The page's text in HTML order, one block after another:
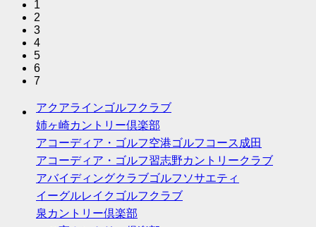
1
2
3
4
5
6
7
アクアラインゴルフクラブ
姉ヶ崎カントリー倶楽部
アコーディア・ゴルフ空港ゴルフコース成田
アコーディア・ゴルフ習志野カントリークラブ
アバイディングクラブゴルフソサエティ
イーグルレイクゴルフクラブ
泉カントリー倶楽部